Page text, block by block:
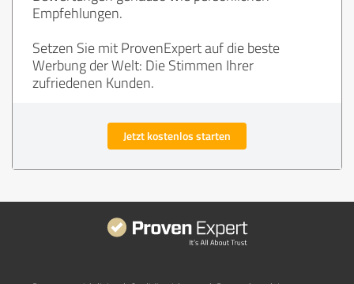
Empfehlungen.
Setzen Sie mit ProvenExpert auf die beste
Werbung der Welt: Die Stimmen Ihrer
zufriedenen Kunden.
Jetzt kostenlos starten